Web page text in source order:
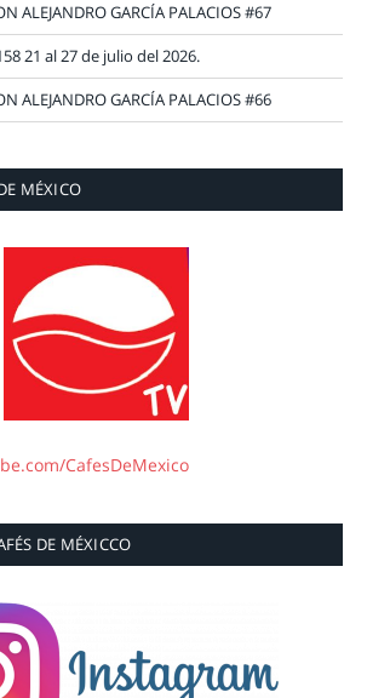
ALEJANDRO GARCÍA PALACIOS #67
21 al 27 de julio del 2026.
ALEJANDRO GARCÍA PALACIOS #66
MÉXICO
CafesDeMexico
DE MÉXICCO